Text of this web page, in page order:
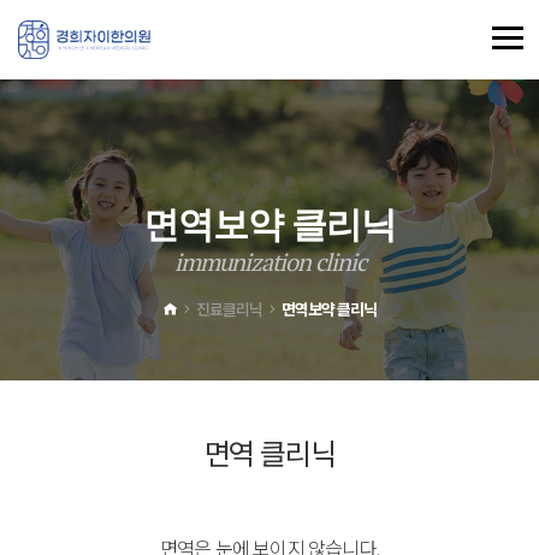
면역보약 클리 닉
immunizationclinic
진료클리닉 면역보약 클리닉
면역 클리닉
면역은 눈에 보이지 않습니다.